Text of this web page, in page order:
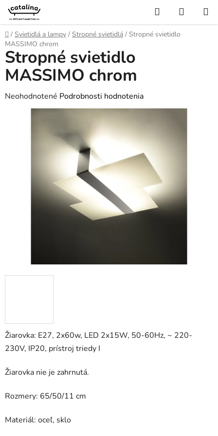
Prejsť
obsah
Hľadať
KOŠÍK
Domov
/ Svietidlá a lampy / Stropné svietidlá / Stropné svietidlo
MASSIMO chrom
Žiarovka: E27, 2x60w, LED 2x15W, 50-60Hz, ~ 220-
230V, IP20, prístroj triedy I
Žiarovka nie je zahrnutá.
Rozmery: 65/50/11 cm
Materiál: oceľ, sklo
Stropné svietidlo
MASSIMO chrom
Priemerné
hodnotenie
hviezdičiek.
Neohodnotené Podrobnosti hodnotenia